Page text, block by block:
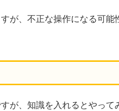
が、不正な操作になる可能
が、知識を入れるとやって